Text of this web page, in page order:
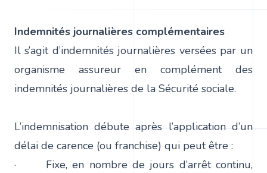
Indemnités journalières complémentaires
Il s’agit d’indemnités journalières versées par un
organisme assureur en complément des
indemnités journalières de la Sécurité sociale.
L’indemnisation débute après l’application d’un
délai de carence (ou franchise) qui peut être :
· Fixe, en nombre de jours d’arrêt continu,